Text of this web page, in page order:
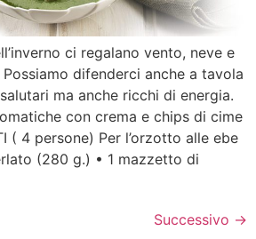
ci regalano vento, neve e
difenderci anche a tavola
ma anche ricchi di energia.
con crema e chips di cime
( 4 persone) Per l’orzotto alle ebe
(280 g.) • 1 mazzetto di
Successivo →